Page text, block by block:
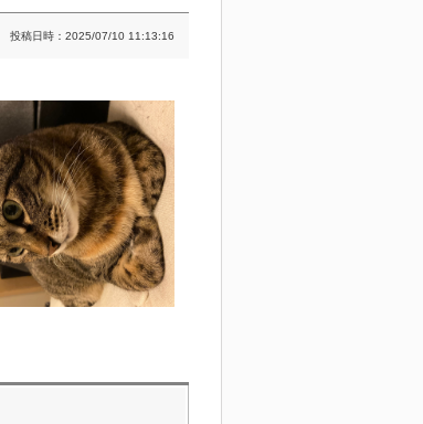
投稿日時：2025/07/10 11:13:16